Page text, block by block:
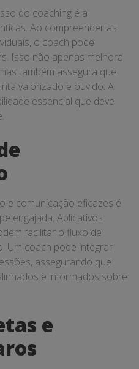
do coaching é a
Ao compreender as
o coach pode
Isso não apenas melhora
também assegura que
valorizado e ouvido. A
essencial que deve
e comunicação eficazes é
engajada. Aplicativos
facilitar o fluxo de
Um coach pode integrar
assegurando que
e informados sobre
e